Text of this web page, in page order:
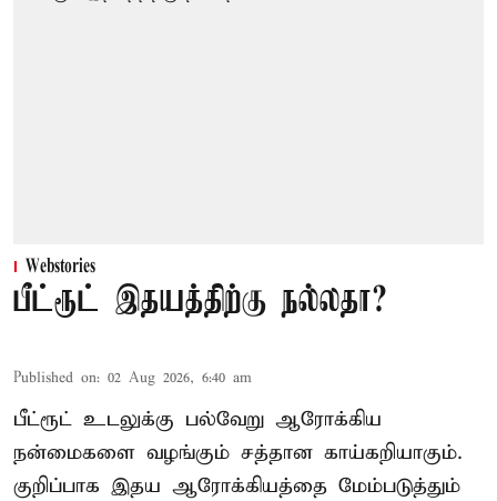
Webstories
பீட்ரூட் இதயத்திற்கு நல்லதா?
Published on: 02 Aug 2026, 6:40 am
பீட்ரூட் உடலுக்கு பல்வேறு ஆரோக்கிய
நன்மைகளை வழங்கும் சத்தான காய்கறியாகும்.
குறிப்பாக இதய ஆரோக்கியத்தை மேம்படுத்தும்